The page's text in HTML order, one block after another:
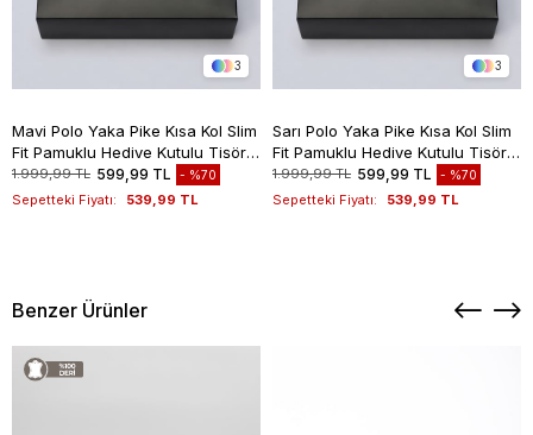
3
Mavi Polo Yaka Pike Kısa Kol Slim
Fit Pamuklu Hediye Kutulu Tişört
1011260169
1.999,99 TL 599,99 TL %70
Sepetteki Fiyatı: 539,99 TL
3
Sarı Polo Yaka Pike Kısa Kol Slim
Fit Pamuklu Hediye Kutulu Tişört
1011260169
1.999,99 TL 599,99 TL %70
Sepetteki Fiyatı: 539,99 TL
Benzer Ürünler